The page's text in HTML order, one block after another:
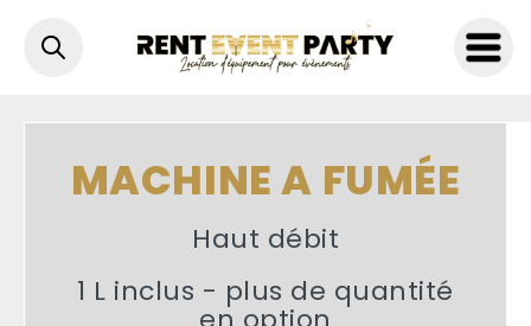
Son / Lumière > Machine > Machine a fumée
MACHINE A FUMÉE
Haut débit
1 L inclus - plus de quantité